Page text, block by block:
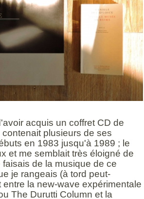
acquis un coffret CD de
contenait plusieurs de ses
en 1983 jusqu'à 1989 ; le
et me semblait très éloigné de
faisais de la musique de ce
je rangeais (à tord peut-
entre la new-wave expérimentale
The Durutti Column et la